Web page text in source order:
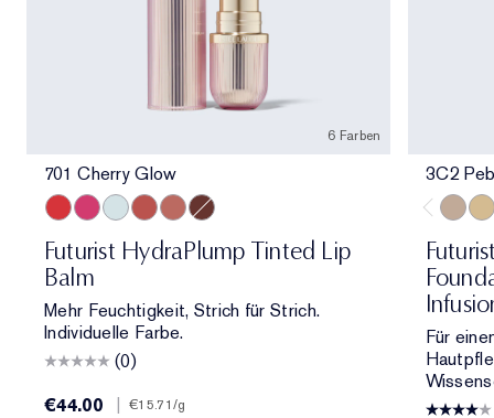
6 Farben
701 Cherry Glow
Futurist HydraPlump Tinted Lip
Balm
Mehr Feuchtigkeit, Strich für Strich.
Individuelle Farbe.
(0)
€44.00
| €15.71/g
3C2
Für